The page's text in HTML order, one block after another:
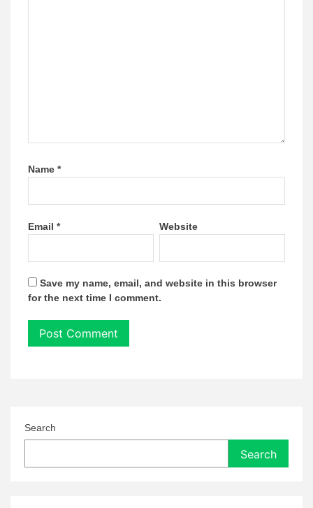
Name *
Email * Website
Save my name, email, and website in this browser
for the next time I comment.
Search
Search